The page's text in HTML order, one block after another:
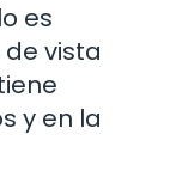
es
vista
y en la